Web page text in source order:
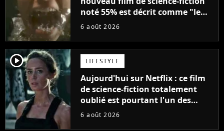
noté 55% est décrit comme "le
plus stupide de l'année"
6 août 2026
player2 LIFESTYLE
Aujourd'hui sur Netflix : ce film
de science-fiction totalement
oublié est pourtant l'un des
meilleurs des années 2010
6 août 2026